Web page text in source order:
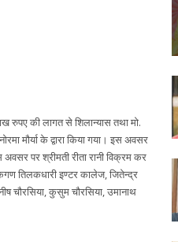
रुपए की लागत से शिलान्यास तथा मो.
मौर्या के द्वारा किया गया। इस अवसर
पर श्रीमती रीता रानी विक्रम कर
तिलकधारी इण्टर कालेज, जितेन्द्र
चौरसिया, कुसुम चौरसिया, उमानाथ